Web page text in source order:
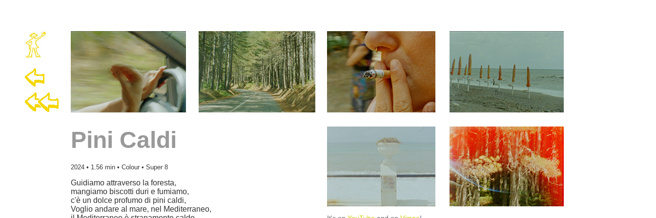
Pini Caldi
2024 • 1.56 min • Colour • Super 8
Guidiamo attraverso la foresta,
mangiamo biscotti duri e fumiamo,
c'è un dolce profumo di pini caldi,
Voglio andare al mare, nel Mediterraneo,